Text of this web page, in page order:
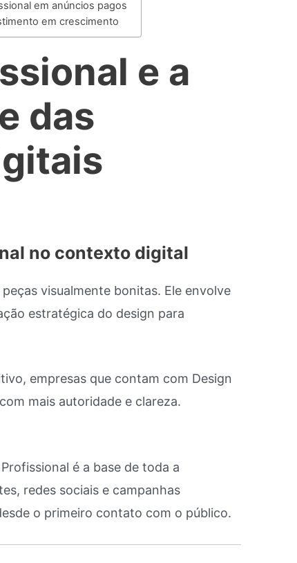
em anúncios pagos
em crescimento
e a
das
no contexto digital
visualmente bonitas. Ele envolve
estratégica do design para
empresas que contam com Design
mais autoridade e clareza.
é a base de toda a
redes sociais e campanhas
o primeiro contato com o público.